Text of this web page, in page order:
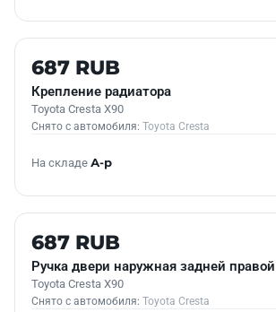
Б/У В НАЛИЧИИ
687 RUB
Крепление радиатора
Toyota Cresta X90
Снято с автомобиля: Toyota Cresta
На складе А-р
Б/У В НАЛИЧИИ
687 RUB
Ручка двери наружная задней правой
Toyota Cresta X90
Снято с автомобиля: Toyota Cresta